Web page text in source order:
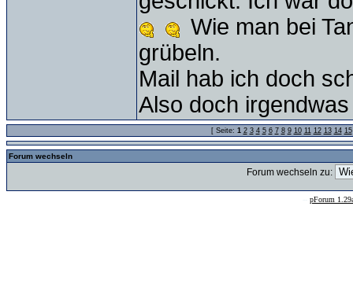
Wie man bei
grübeln.
Mail hab ich doch
Also doch
[ Seite: 1 2 3 4 5 6 7 8 9 10 11 12 13 14 15
Forum wechseln
Forum wechseln zu:
pForum